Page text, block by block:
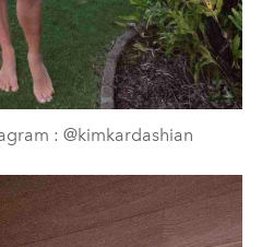
: @kimkardashian